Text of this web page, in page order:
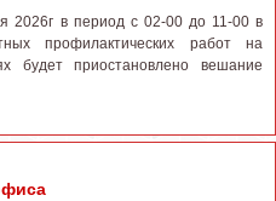
в период с 02-00 до 11-00 в
профилактических работ на
будет приостановлено вешание